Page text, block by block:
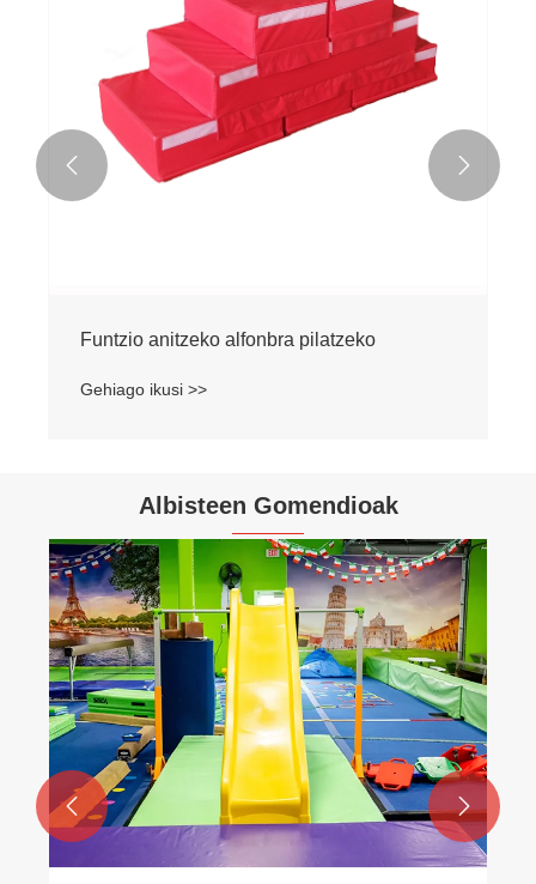
Funtzio anitzeko alfonbra pilatzeko
Gehiago ikusi >>
 
Albisteen Gomendioak
Nola lagundu dezake zentzumen-
integrazioaren esekitze serieak haurren
garapena?
Gehiago ikusi >>
 